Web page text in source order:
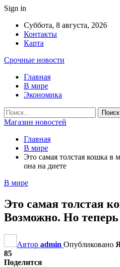
Sign in
Суббота, 8 августа, 2026
Контакты
Карта
Срочные новости
Главная
В мире
Экономика
Магазин новостей
Главная
В мире
Это самая толстая кошка
она на диете
В мире
Это самая толстая
Возможно. Но теперь
Автор admin Опубликовано
85
Поделится